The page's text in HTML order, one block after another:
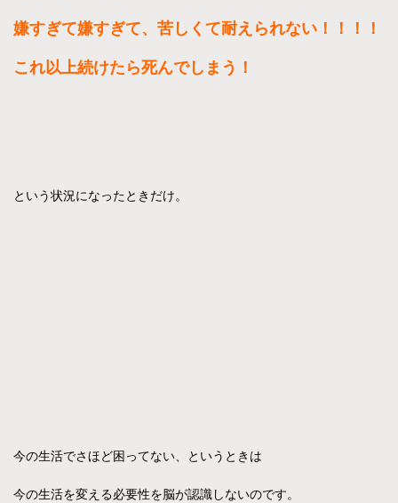
嫌すぎて嫌すぎて、苦しくて耐えられない！！！！
これ以上続けたら死んでしまう！
という状況になったときだけ。
今の生活でさほど困ってない、というときは
今の生活を変える必要性を脳が認識しないのです。